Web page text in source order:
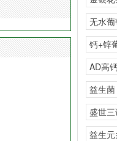
无水
钙+锌
AD高
益生菌
盛世
味）
益生